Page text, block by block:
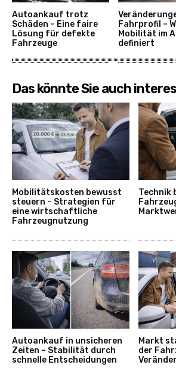
Autoankauf trotz
Schäden – Eine faire
Lösung für defekte
Fahrzeuge
Fahrprofil –
Mobilität im
definiert
Das könnte Sie auch
Mobilitätskosten bewusst
steuern – Strategien für
eine wirtschaftliche
Fahrzeugnutzung
Technik
Autoankauf in unsicheren
Zeiten – Stabilität durch
schnelle Entscheidungen
Markt
der